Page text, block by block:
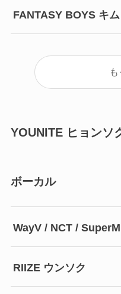
FANTASY BOYS キ
YOUNITE ヒョンソ
ボーカル
WayV / NCT /
RIIZE ウンソク